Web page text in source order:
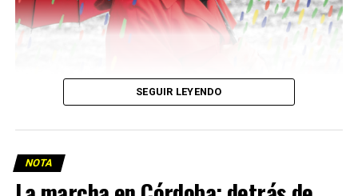
SEGUIR LEYENDO
NOTA